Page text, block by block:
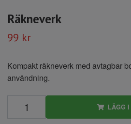
Räkneverk
99 kr
Kompakt räkneverk med avtagbar
användning.
LÄGG I